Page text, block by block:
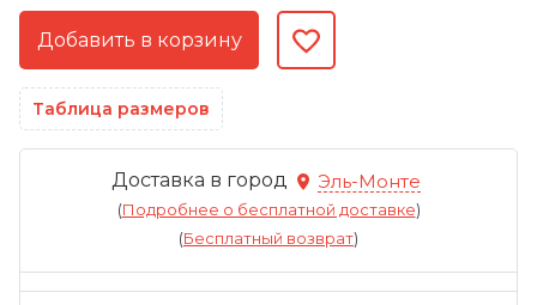
Таблица размеров
Доставка в город Эль-Монте
(Подробнее о бесплатной доставке)
(Бесплатный возврат)